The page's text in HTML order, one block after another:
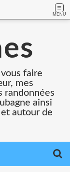
MENU
faire
mes
randonnées
ainsi
autour de